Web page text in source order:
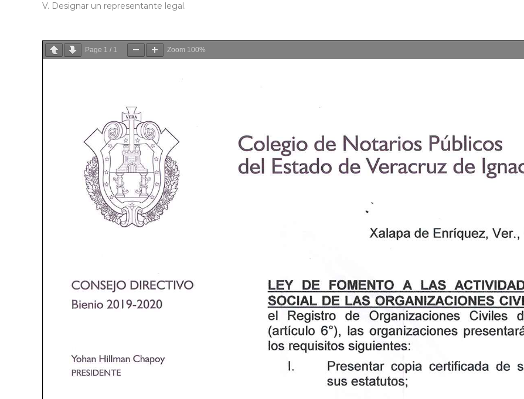
V. Designar un representante legal.
Page 1 / 1 Zoom 100%